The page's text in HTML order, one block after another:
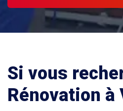
Si vous
Rénovation